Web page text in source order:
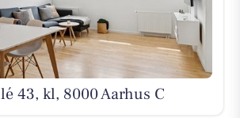
43, kl, 8000 Aarhus C